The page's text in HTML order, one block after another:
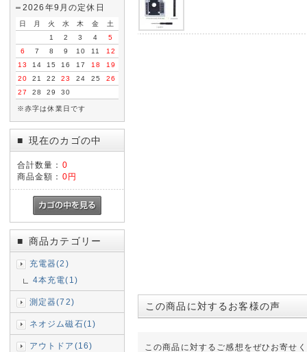
2026年9月の定休日
日 月 火 水 木 金
土
1
2 3 4
5
6
7 8 9 10 11
12
13
14 15 16 17 18
19
20
21 22 23 24 25
26
27
28 29 30
※赤字は休業日です
■ 現在のカゴの中
合計数量： 0
商品金額： 0円
■ 商品カテゴリー
充電器(2)
4本充電(1)
測定器(72)
ネオジム磁石(1)
アウトドア(16)
この商品に対するお客様の声
この商品に対するご感想をぜひお寄せ